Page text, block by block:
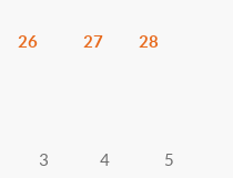
26 27 28
3 4 5